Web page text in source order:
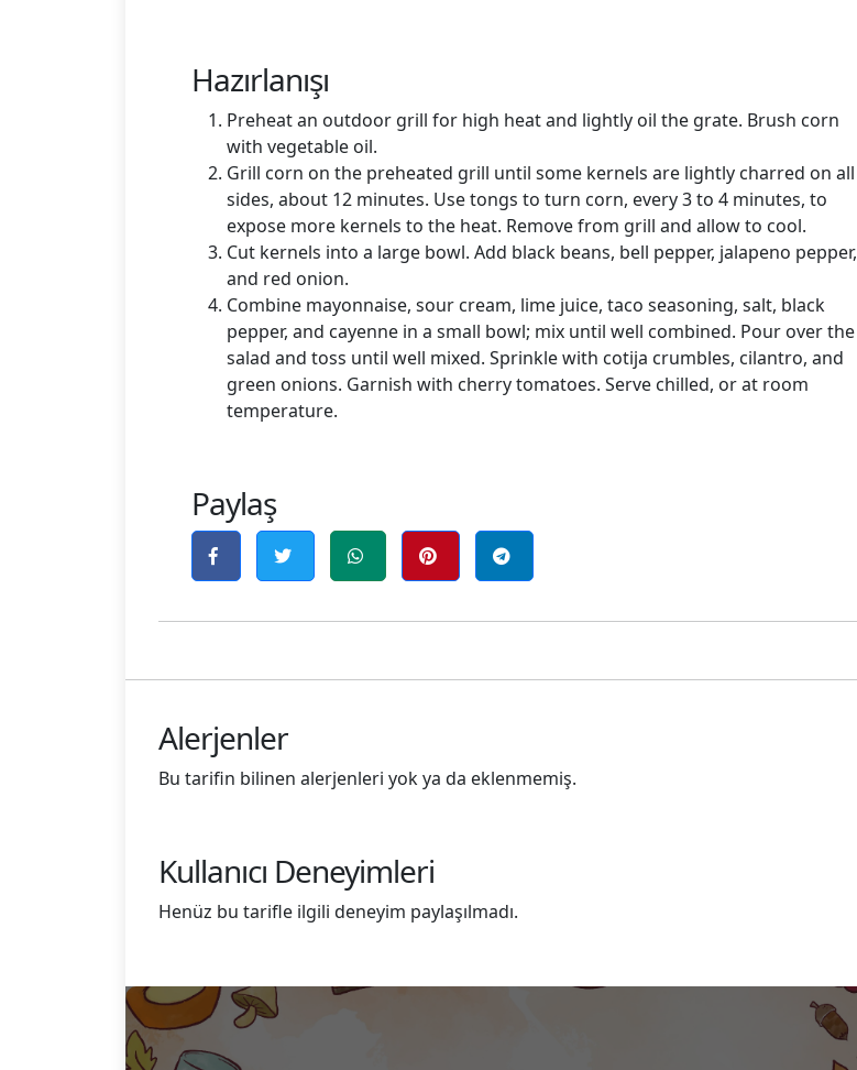
Hazırlanışı
Preheat an outdoor grill for high heat and lightly oil the grate. Brush corn
with vegetable oil.
Grill corn on the preheated grill until some kernels are lightly charred on all
sides, about 12 minutes. Use tongs to turn corn, every 3 to 4 minutes, to
expose more kernels to the heat. Remove from grill and allow to cool.
Cut kernels into a large bowl. Add black beans, bell pepper, jalapeno pepper,
and red onion.
Combine mayonnaise, sour cream, lime juice, taco seasoning, salt, black
pepper, and cayenne in a small bowl; mix until well combined. Pour over the
salad and toss until well mixed. Sprinkle with cotija crumbles, cilantro, and
green onions. Garnish with cherry tomatoes. Serve chilled, or at room
temperature.
Paylaş
Alerjenler
Bu tarifin bilinen alerjenleri yok ya da eklenmemiş.
Kullanıcı Deneyimleri
Henüz bu tarifle ilgili deneyim paylaşılmadı.